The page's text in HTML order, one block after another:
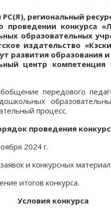
региональный
конкурса
образовательных
издательство
развития образования
центр компетенция
передового
процесс.
проведения
2024 г.
и конкурсных
итогов конкурса.
Условия конкурса